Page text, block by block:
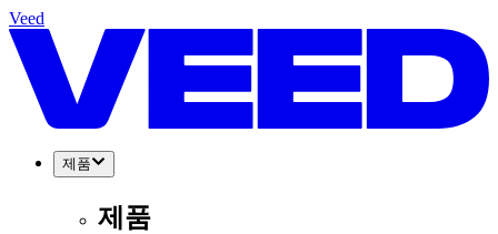
Veed
제품
제품